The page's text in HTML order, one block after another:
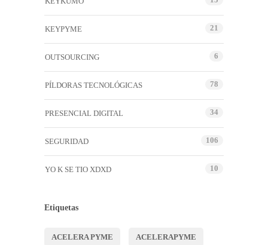
KEYPYME 21
OUTSOURCING 6
PÍLDORAS TECNOLÓGICAS 78
PRESENCIAL DIGITAL 34
SEGURIDAD 106
YO K SE TIO XDXD 10
Etiquetas
ACELERA PYME ACELERAPYME